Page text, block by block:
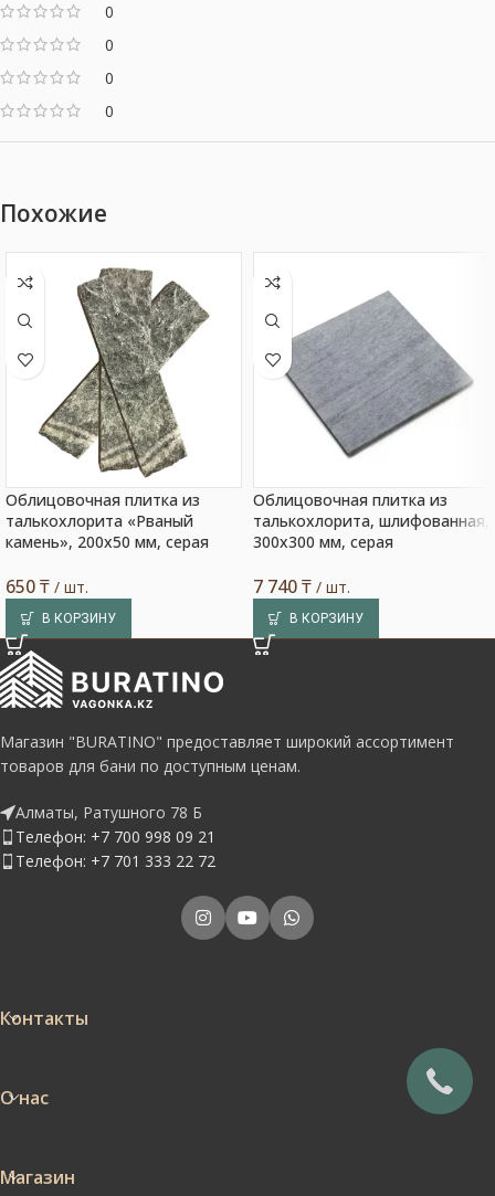
0
0
0
0
Похожие
Облицовочная плитка из
талькохлорита «Рваный
камень», 200х50 мм, серая
650₸ / шт.
В КОРЗИНУ
Облицовочная плитка из
талькохлорита, шлифованная,
300х300 мм, серая
7 740₸ / шт.
В КОРЗИНУ
Магазин "BURATINO" предоставляет широкий ассортимент
товаров для бани по доступным ценам.
Алматы, Ратушного 78 Б
Телефон: +7 700 998 09 21
Телефон: +7 701 333 22 72
Контакты
О нас
Магазин